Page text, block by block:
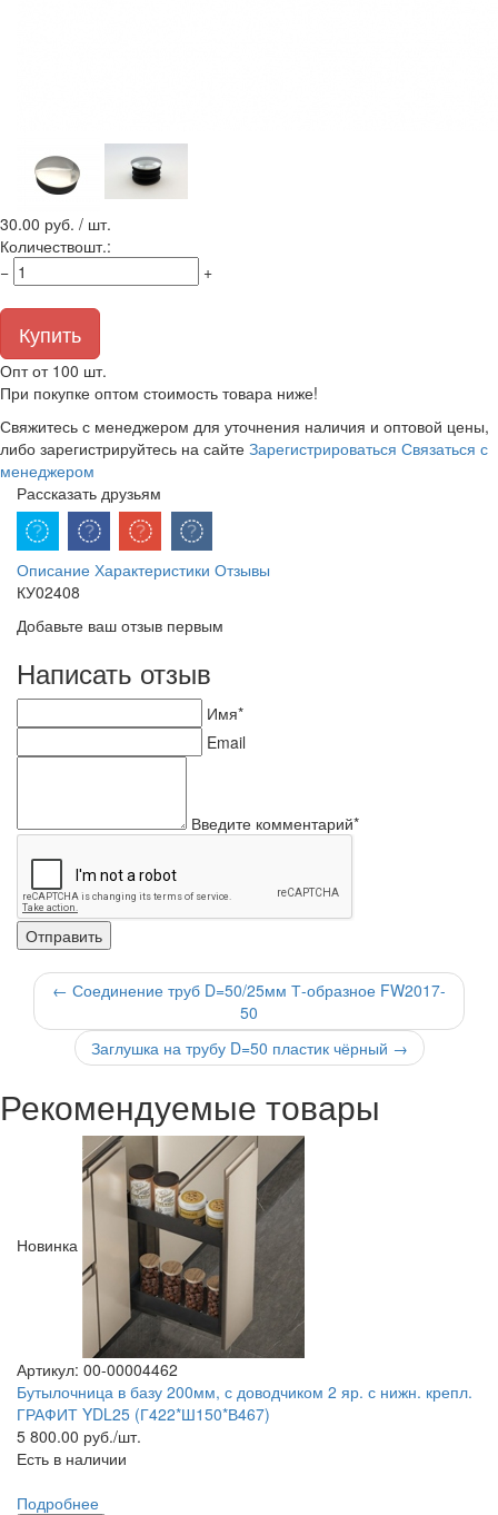
30.00 руб. / шт.
Количествошт.:
−
+
Купить
Опт от 100 шт.
При покупке оптом стоимость товара ниже!
Свяжитесь с менеджером для уточнения наличия и оптовой цены,
либо зарегистрируйтесь на сайте Зарегистрироваться Связаться с
менеджером
Рассказать друзьям
Описание Характеристики Отзывы
КУ02408
Добавьте ваш отзыв первым
Написать отзыв
Имя*
Email
Введите комментарий*
← Соединение труб D=50/25мм Т-образное FW2017-
50
Заглушка на трубу D=50 пластик чёрный →
Рекомендуемые товары
Новинка
Артикул: 00-00004462
Бутылочница в базу 200мм, с доводчиком 2 яр. с нижн. крепл.
ГРАФИТ YDL25 (Г422*Ш150*В467)
5 800.00 руб./шт.
Есть в наличии
Подробнее